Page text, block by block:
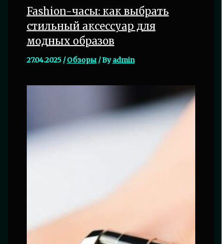
Fashion-часы: как выбрать
стильный аксессуар для
модных образов
27.04.2025 /Обзоры/ Byadmin